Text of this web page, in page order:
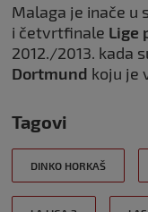
Malaga je inače u
i četvrtfinale Lige
2012./2013. kada
Dortmund koju je
Tagovi
DINKO HORKAŠ